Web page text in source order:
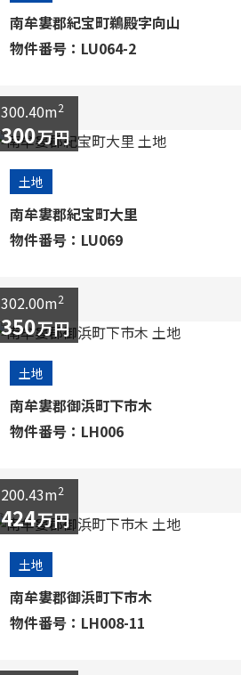
南牟婁郡紀宝町鵜殿字向山
物件番号：LU064-2
300.40m2
300万円
土地
南牟婁郡紀宝町大里
物件番号：LU069
302.00m2
350万円
土地
南牟婁郡御浜町下市木
物件番号：LH006
200.43m2
424万円
土地
南牟婁郡御浜町下市木
物件番号：LH008-11